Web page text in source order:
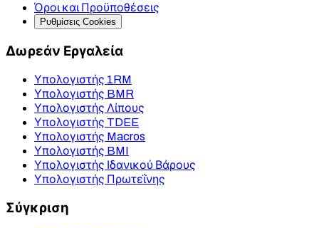
Όροι και Προϋποθέσεις
Ρυθμίσεις Cookies
Δωρεάν Εργαλεία
Υπολογιστής 1RM
Υπολογιστής BMR
Υπολογιστής Λίπους
Υπολογιστής TDEE
Υπολογιστής Macros
Υπολογιστής BMI
Υπολογιστής Ιδανικού Βάρους
Υπολογιστής Πρωτεΐνης
Σύγκριση